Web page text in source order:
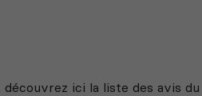
découvrez ici la liste des avis